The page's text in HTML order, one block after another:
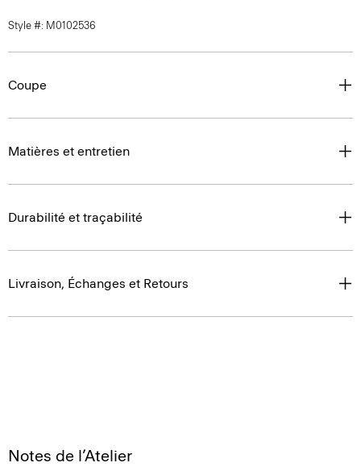
Style #: M0102536
Coupe
Matières et entretien
Durabilité et traçabilité
Livraison, Échanges et Retours
Notes de l’Atelier